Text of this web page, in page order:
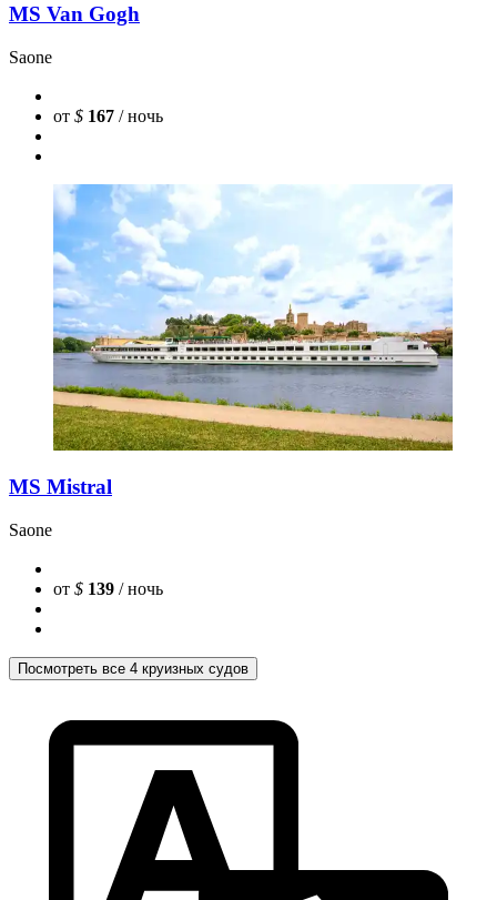
MS Van Gogh
Saone
от $ 167 / ночь
MS Mistral
Saone
от $ 139 / ночь
Посмотреть все 4 круизных судов